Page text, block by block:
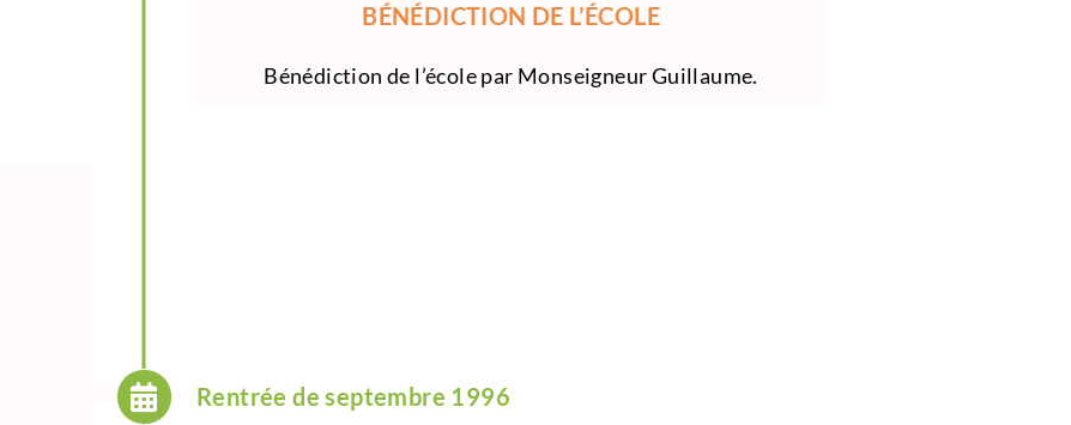
BÉNÉDICTION DE L’ÉCOLE
Bénédiction de l’école par Monseigneur Guillaume.
Rentrée de septembre 1996